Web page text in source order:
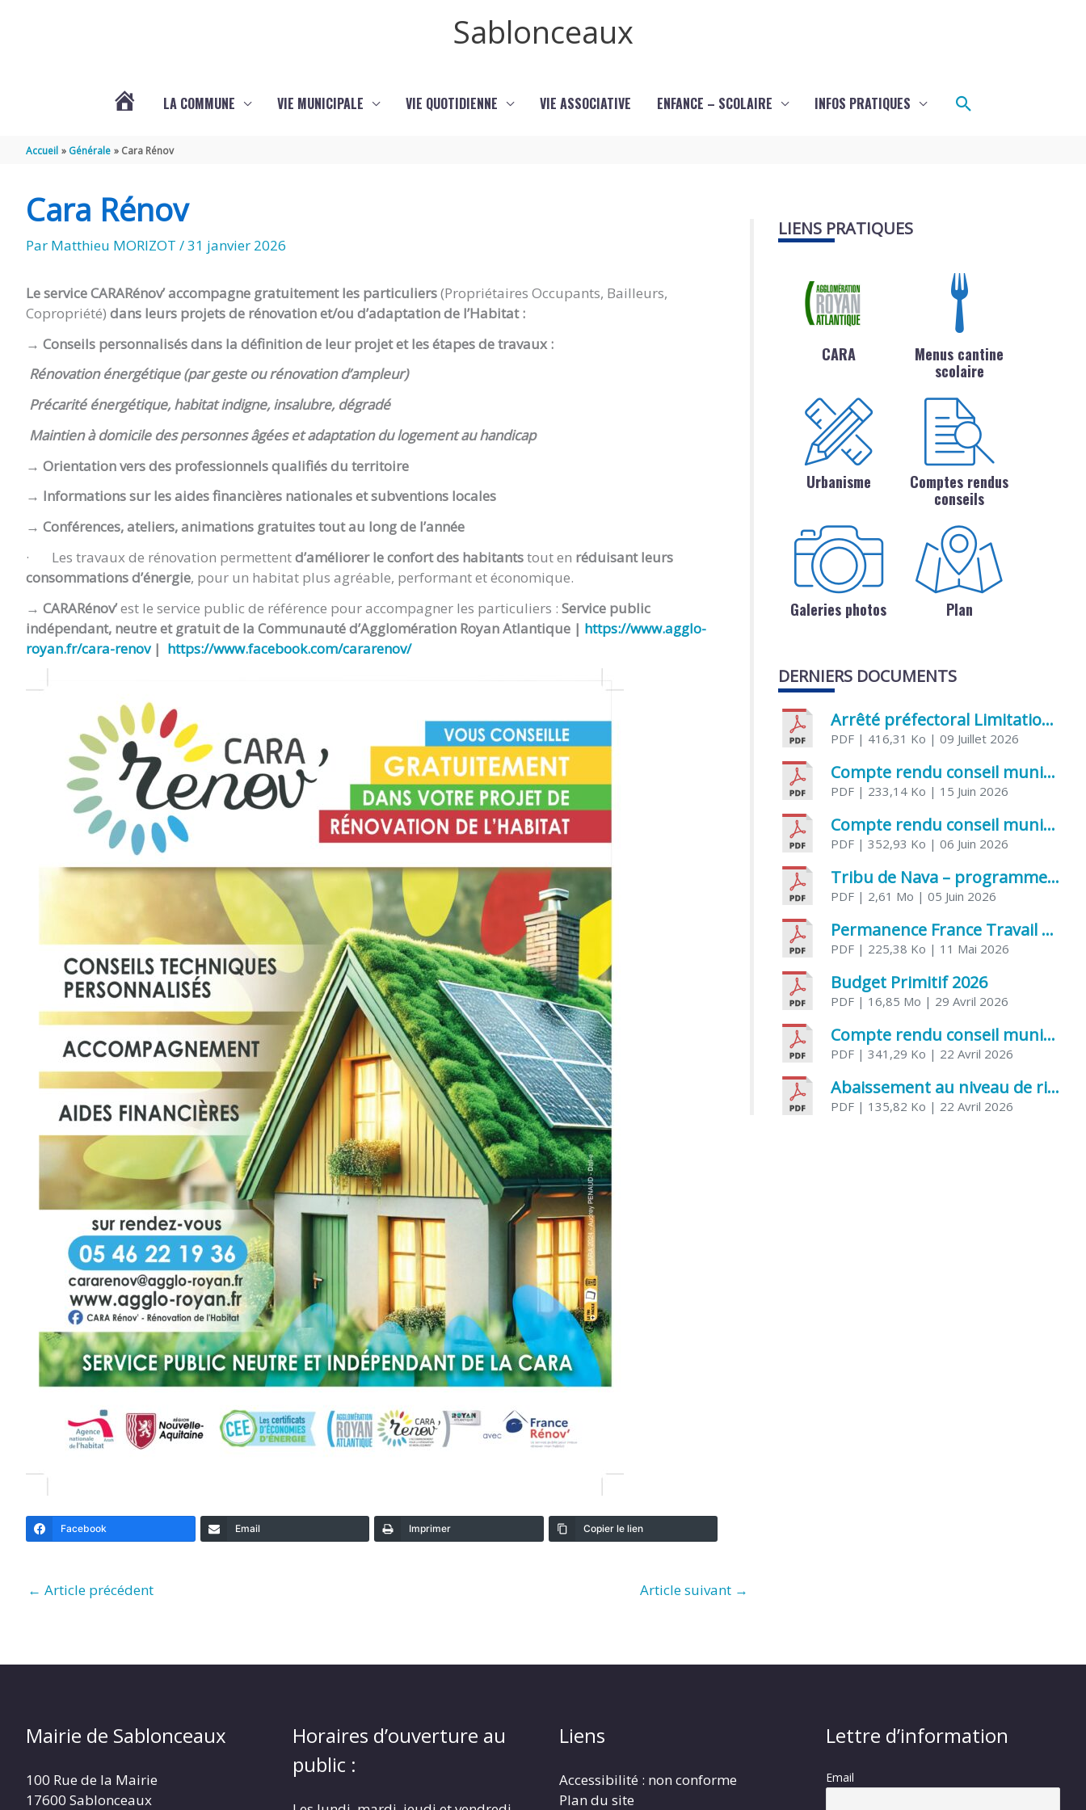
Sablonceaux
LA COMMUNE VIE MUNICIPALE VIE QUOTIDIENNE VIE ASSOCIATIVE ENFANCE – SCOLAIRE INFOS PRATIQUES Rechercher
Accueil Générale Cara Rénov
Cara Rénov
Par Matthieu MORIZOT /31 janvier 2026
Le service CARARénov’ accompagne gratuitement les particuliers(Propriétaires Occupants, Bailleurs,
Copropriété) dans leurs projets de rénovation et/ou d’adaptation de l’Habitat :
→ Conseils personnalisés dans la définition de leur projetet les étapes de travaux :
Rénovation énergétique (par geste ou rénovation d’ampleur)
Précarité énergétique, habitat indigne, insalubre, dégradé
Maintien à domicile des personnes âgées et adaptation du logement au handicap
→ Orientation vers des professionnels qualifiés du territoire
→ Informations sur les aides financières nationales et subventions locales
→ Conférences, ateliers, animations gratuites tout au long de l’année
· Les travaux de rénovation permettentd’améliorer le confort des habitantstout en réduisant leurs
consommations d’énergie, pour un habitat plus agréable, performant et économique.
→ CARARénov’est le service public de référence pour accompagner les particuliers : Service public
indépendant, neutre et gratuit de la Communauté d’Agglomération Royan Atlantique | https://www.agglo-
royan.fr/cara-renov| https://www.facebook.com/cararenov/
Facebook Email Imprimer Copier le lien
← Article précédent Article suivant →
LIENS PRATIQUES
CARA
Menus cantine
scolaire
Urbanisme
Comptes rendus
conseils
Galeries photos Plan
DERNIERS DOCUMENTS
Arrêté préfectoral Limitation provisoire des usages de l’eau
PDF | 416,31 Ko | 09 Juillet 2026
Compte rendu conseil municipal 5 juin 2026 sénatoriale
PDF | 233,14 Ko | 15 Juin 2026
Compte rendu conseil municipal – 21 avril 2026
PDF | 352,93 Ko | 06 Juin 2026
Tribu de Nava – programme et inscriptions été 2026
PDF | 2,61 Mo | 05 Juin 2026
Permanence France Travail au CCAS de Saujon Juin 2026
PDF | 225,38 Ko | 11 Mai 2026
Budget Primitif 2026
PDF | 16,85 Mo | 29 Avril 2026
Compte rendu conseil municipal – 7 avril 2026
PDF | 341,29 Ko | 22 Avril 2026
Abaissement au niveau de risque modéré de l’Influenza aviaire
PDF | 135,82 Ko | 22 Avril 2026
Mairie de Sablonceaux
100 Rue de la Mairie
17600 Sablonceaux
Horaires d’ouverture au
public :
Liens
Accessibilité : non conforme
Plan du site
Lettre d’information
Email